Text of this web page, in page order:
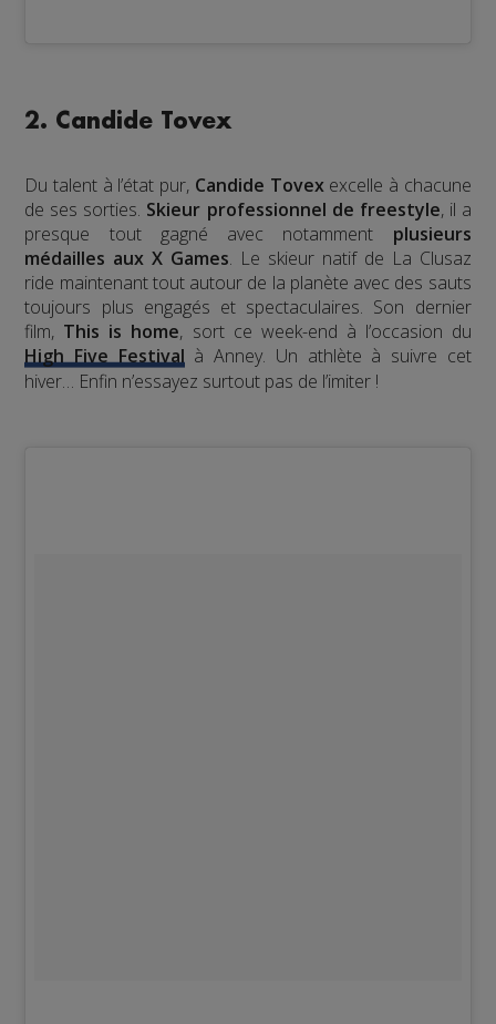
2. Candide Tovex
Du talent à l’état pur, Candide Tovex excelle à chacune
de ses sorties. Skieur professionnel de freestyle, il a
presque tout gagné avec notamment plusieurs
médailles aux X Games. Le skieur natif de La Clusaz
ride maintenant tout autour de la planète avec des sauts
toujours plus engagés et spectaculaires. Son dernier
film, This is home, sort ce week-end à l’occasion du
High Five Festivalà Anney. Un athlète à suivre cet
hiver… Enfin n’essayez surtout pas de l’imiter !